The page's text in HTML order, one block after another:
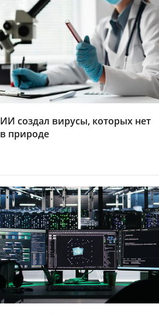
ИИ создал вирусы, которых нет
в природе